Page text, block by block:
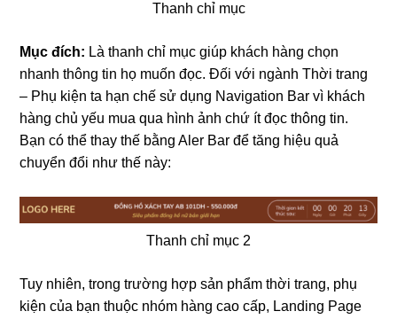
Thanh chỉ mục
Mục đích: Là thanh chỉ mục giúp khách hàng chọn
nhanh thông tin họ muốn đọc. Đối với ngành Thời trang
– Phụ kiện ta hạn chế sử dụng Navigation Bar vì khách
hàng chủ yếu mua qua hình ảnh chứ ít đọc thông tin.
Bạn có thể thay thế bằng Aler Bar để tăng hiệu quả
chuyển đổi như thế này:
Thanh chỉ mục 2
Tuy nhiên, trong trường hợp sản phẩm thời trang, phụ
kiện của bạn thuộc nhóm hàng cao cấp, Landing Page